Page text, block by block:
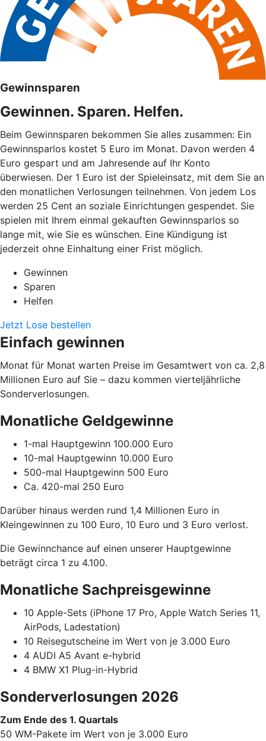
Gewinnsparen
Gewinnen. Sparen. Helfen.
Beim Gewinnsparen bekommen Sie alles zusammen: Ein
Gewinnsparlos kostet 5 Euro im Monat. Davon werden 4
Euro gespart und am Jahresende auf Ihr Konto
überwiesen. Der 1 Euro ist der Spieleinsatz, mit dem Sie an
den monatlichen Verlosungen teilnehmen. Von jedem Los
werden 25 Cent an soziale Einrichtungen gespendet. Sie
spielen mit Ihrem einmal gekauften Gewinnsparlos so
lange mit, wie Sie es wünschen. Eine Kündigung ist
jederzeit ohne Einhaltung einer Frist möglich.
Gewinnen
Sparen
Helfen
Jetzt Lose bestellen
Einfach gewinnen
Monat für Monat warten Preise im Gesamtwert von ca. 2,8
Millionen Euro auf Sie – dazu kommen vierteljährliche
Sonderverlosungen.
Monatliche Geldgewinne
1-mal Hauptgewinn 100.000 Euro
10-mal Hauptgewinn 10.000 Euro
500-mal Hauptgewinn 500 Euro
Ca. 420-mal 250 Euro
Darüber hinaus werden rund 1,4 Millionen Euro in
Kleingewinnen zu 100 Euro, 10 Euro und 3 Euro verlost.
Die Gewinnchance auf einen unserer Hauptgewinne
beträgt circa 1 zu 4.100.
Monatliche Sachpreisgewinne
10 Apple-Sets (iPhone 17 Pro, Apple Watch Series 11,
AirPods, Ladestation)
10 Reisegutscheine im Wert von je 3.000 Euro
4 AUDI A5 Avant e-hybrid
4 BMW X1 Plug-in-Hybrid
Sonderverlosungen 2026
Zum Ende des 1. Quartals
50 WM-Pakete im Wert von je 3.000 Euro